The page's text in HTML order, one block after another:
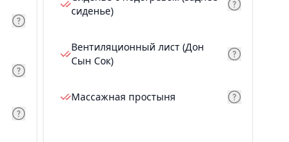
сиденье)
Вентиляционный лист (Дон
Сын Сок)
Массажная простыня